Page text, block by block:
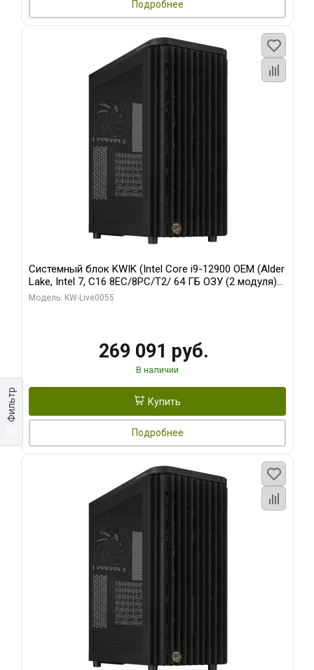
Фильтр
Подробнее
Системный блок KWIK (Intel Core i9-12900 OEM (Alder
Lake, Intel 7, C16 8EC/8PC/T2/ 64 ГБ ОЗУ (2 модуля)/
MSI RTX5080 SHADOW 3X OC 16GB GDDR7 256bit 3xDP
Модель: KW-Live0055
269 091 руб.
В наличии
Купить
Подробнее